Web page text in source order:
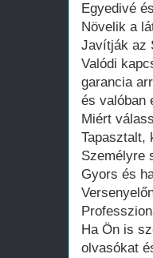
Egyedivé
Növelik a
Javítják az
Valódi
garancia
és valóban
Miért
Tapasztalt,
Személyre
Gyors és
Ha Ön is
olvasókat